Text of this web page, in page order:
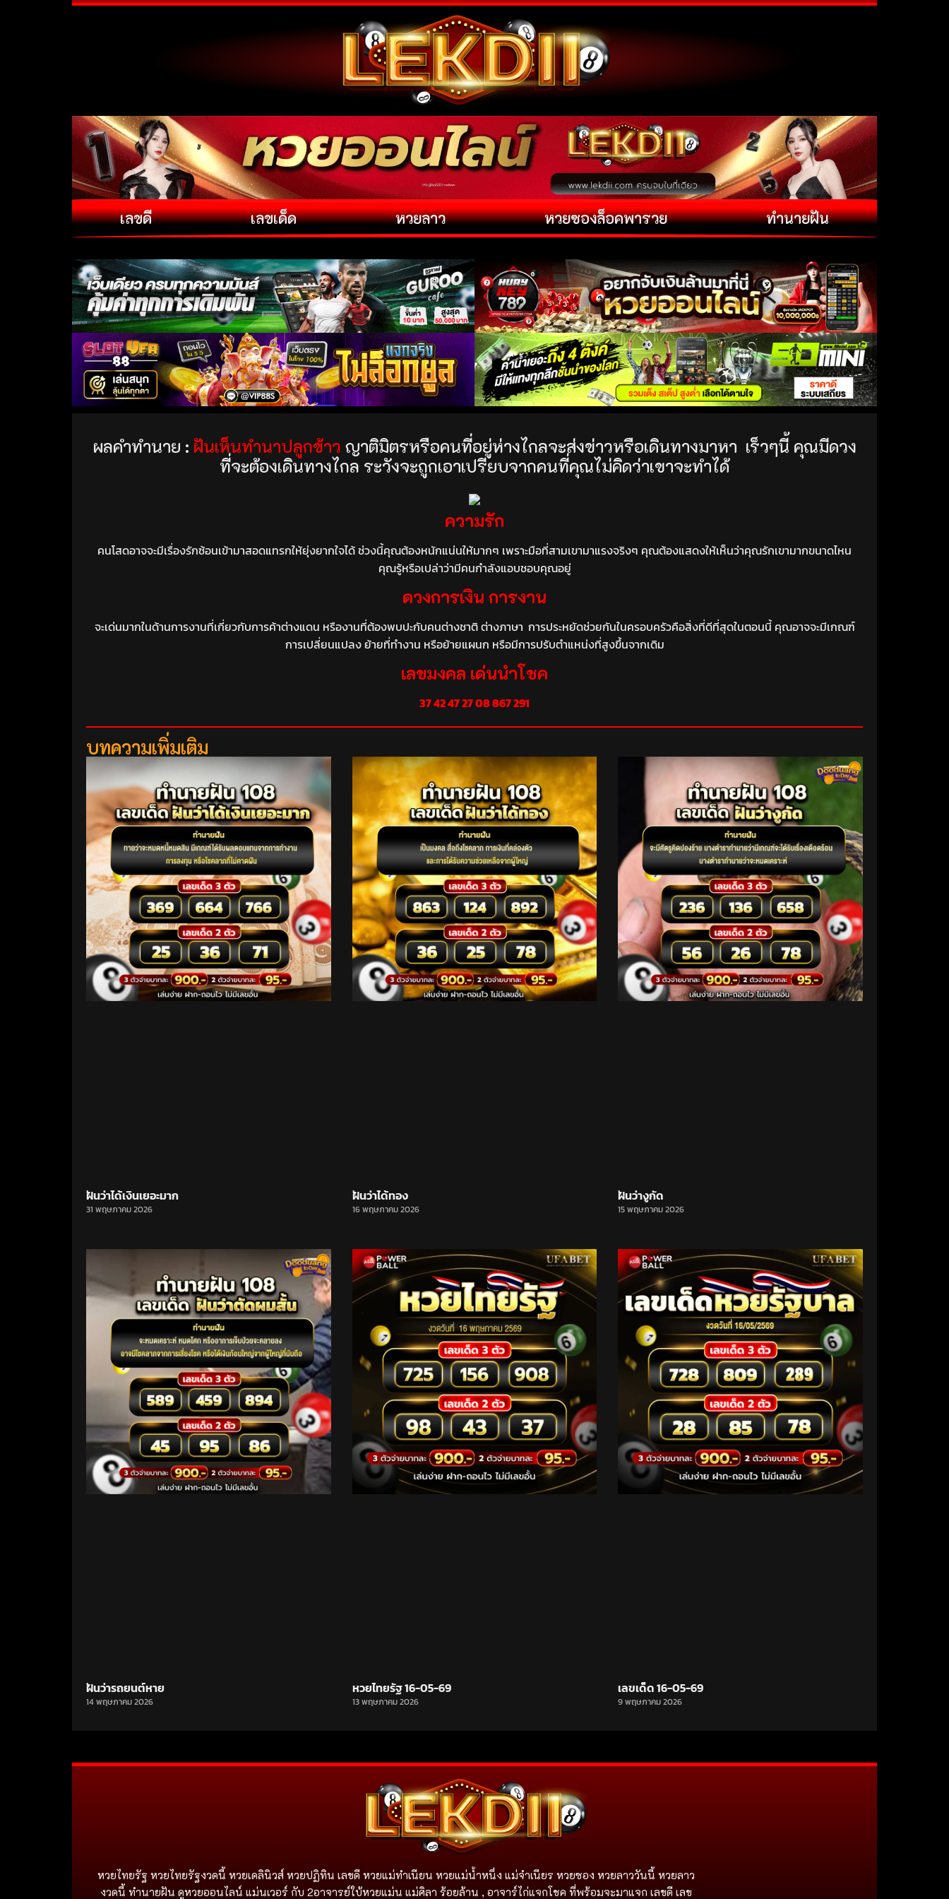
เลขดี เลขเด็ด หวยลาว หวยซองล็อคพารวย ทำนายฝัน
ผลคำทำนาย : ฝันเห็นทำนาปลูกข้าว ญาติมิตรหรือคนที่อยู่ห่างไกลจะส่งข่าวหรือเดินทางมาหา เร็วๆนี้ คุณมีดวง
ที่จะต้องเดินทางไกล ระวังจะถูกเอาเปรียบจากคนที่คุณไม่คิดว่าเขาจะทำได้
ความรัก
คนโสดอาจจะมีเรื่องรักซ้อนเข้ามาสอดแทรกให้ยุ่งยากใจได้ ช่วงนี้คุณต้องหนักแน่นให้มากๆ เพราะมือที่สามเขามาแรงจริงๆ คุณต้องแสดงให้เห็นว่าคุณรักเขามากขนาดไหน
คุณรู้หรือเปล่าว่ามีคนกำลังแอบชอบคุณอยู่
ดวงการเงิน การงาน
จะเด่นมากในด้านการงานที่เกี่ยวกับการค้าต่างแดน หรืองานที่ต้องพบปะกับคนต่างชาติ ต่างภาษา การประหยัดช่วยกันในครอบครัวคือสิ่งที่ดีที่สุดในตอนนี้ คุณอาจจะมีเกณฑ์
การเปลี่ยนแปลง ย้ายที่ทำงาน หรือย้ายแผนก หรือมีการปรับตำแหน่งที่สูงขึ้นจากเดิม
เลขมงคล เด่นนำโชค
37 42 4727 08 867 291
บทความเพิ่มเติม
ฝันว่าได้เงินเยอะมาก
31 พฤษภาคม 2026
ฝันว่าได้ทอง
16 พฤษภาคม 2026
ฝันว่างูกัด
15 พฤษภาคม 2026
ฝันว่ารถยนต์หาย
14 พฤษภาคม 2026
หวยไทยรัฐ 16-05-69
13 พฤษภาคม 2026
เลขเด็ด 16-05-69
9 พฤษภาคม 2026
หวยไทยรัฐ หวยไทยรัฐงวดนี้ หวยเดลินิวส์ หวยปฏิทิน เลขดี หวยแม่ทำเนียน หวยแม่น้ำหนึ่ง แม่จําเนียร หวยซอง หวยลาววันนี้ หวยลาว
งวดนี้ ทำนายฝัน ดูหวยออนไลน์ แม่นเวอร์ กับ 2อาจารย์ใบ้หวยแม่น แม่ศิลา ร้อยล้าน , อาจาร์ไก่แจกโชค ที่พร้อมจะมาแจก เลขดี เลข